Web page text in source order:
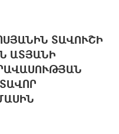
ՏԱՎՈՒՇԻ
ԱՏՅԱՆԻ